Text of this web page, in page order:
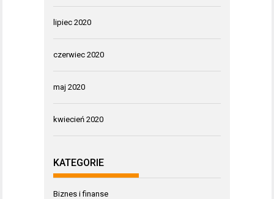
lipiec 2020
czerwiec 2020
maj 2020
kwiecień 2020
KATEGORIE
Biznes i finanse